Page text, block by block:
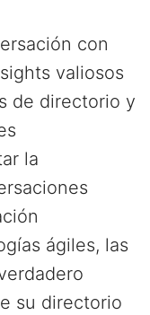
con
valiosos
de directorio y
la
ágiles, las
su directorio